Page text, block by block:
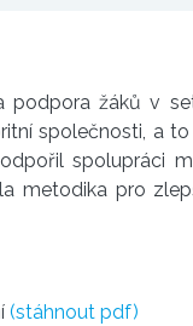
podpora žáků v
společnosti, a
spolupráci
metodika pro
(stáhnout pdf)